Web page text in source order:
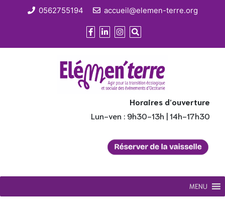
0562755194 accueil@elemen-terre.org
Horaires d’ouverture
Lun-ven : 9h30-13h | 14h-17h30
MENU